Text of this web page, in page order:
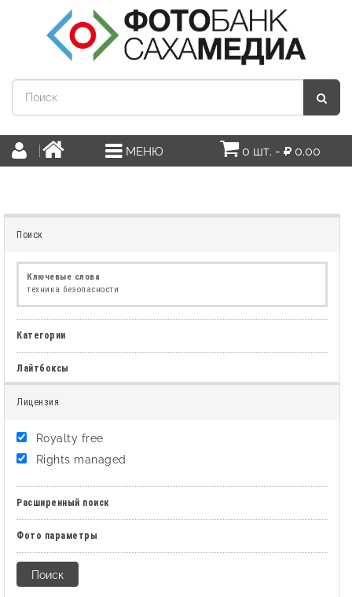
МЕНЮ 0 шт. - 0.00
Поиск
Ключевые слова
техника безопасности
Категории
Лайтбоксы
Лицензия
Royalty free
Rights managed
Расширенный поиск
Фото параметры